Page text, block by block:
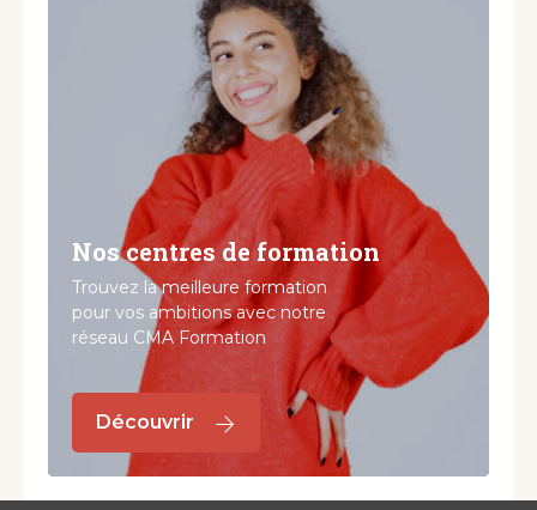
Nos centres de formation
Trouvez la meilleure formation
pour vos ambitions avec notre
réseau CMA Formation
Découvrir